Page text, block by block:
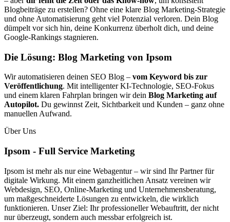
Blogbeiträge zu erstellen? Ohne eine klare Blog Marketing-Strategie
und ohne Automatisierung geht viel Potenzial verloren. Dein Blog
dümpelt vor sich hin, deine Konkurrenz überholt dich, und deine
Google-Rankings stagnieren.
Die Lösung: Blog Marketing von Ipsom
Wir automatisieren deinen SEO Blog – vom Keyword bis zur
Veröffentlichung. Mit intelligenter KI-Technologie, SEO-Fokus
und einem klaren Fahrplan bringen wir dein Blog Marketing auf
Autopilot. Du gewinnst Zeit, Sichtbarkeit und Kunden – ganz ohne
manuellen Aufwand.
Über Uns
Ipsom - Full Service Marketing
Ipsom ist mehr als nur eine Webagentur – wir sind Ihr Partner für
digitale Wirkung. Mit einem ganzheitlichen Ansatz vereinen wir
Webdesign, SEO, Online-Marketing und Unternehmensberatung,
um maßgeschneiderte Lösungen zu entwickeln, die wirklich
funktionieren. Unser Ziel: Ihr professioneller Webauftritt, der nicht
nur überzeugt, sondern auch messbar erfolgreich ist.